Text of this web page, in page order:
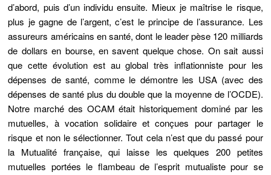
d’abord, puis d’un individu ensuite. Mieux je maîtrise le risque,
plus je gagne de l’argent, c’est le principe de l’assurance. Les
assureurs américains en santé, dont le leader pèse 120 milliards
de dollars en bourse, en savent quelque chose. On sait aussi
que cette évolution est au global très inflationniste pour les
dépenses de santé, comme le démontre les USA (avec des
dépenses de santé plus du double que la moyenne de l’OCDE).
Notre marché des OCAM était historiquement dominé par les
mutuelles, à vocation solidaire et conçues pour partager le
risque et non le sélectionner. Tout cela n’est que du passé pour
la Mutualité française, qui laisse les quelques 200 petites
mutuelles portées le flambeau de l’esprit mutualiste pour se